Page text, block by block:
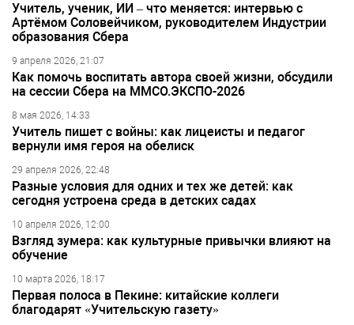
Учитель, ученик, ИИ – что меняется: интервью с
Артёмом Соловейчиком, руководителем Индустрии
образования Сбера
9 апреля 2026, 21:07
Как помочь воспитать автора своей жизни, обсудили
на сессии Сбера на ММСО.ЭКСПО-2026
8 мая 2026, 14:33
Учитель пишет с войны: как лицеисты и педагог
вернули имя героя на обелиск
29 апреля 2026, 22:48
Разные условия для одних и тех же детей: как
сегодня устроена среда в детских садах
10 апреля 2026, 12:00
Взгляд зумера: как культурные привычки влияют на
обучение
10 марта 2026, 18:17
Первая полоса в Пекине: китайские коллеги
благодарят «Учительскую газету»